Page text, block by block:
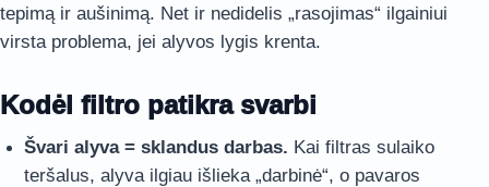
tepimą ir aušinimą. Net ir nedidelis „rasojimas“ ilgainiui
virsta problema, jei alyvos lygis krenta.
Kodėl filtro patikra svarbi
Švari alyva = sklandus darbas. Kai filtras sulaiko
teršalus, alyva ilgiau išlieka „darbinė“, o pavaros